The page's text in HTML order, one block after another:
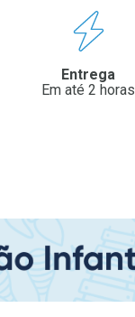
Entrega
Em até 2 horas